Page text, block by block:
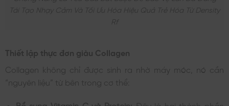
Tái Tạo Nhạy Cảm Và Tối Ưu Hóa Hiệu Quả Trẻ Hóa Từ Density
Rf
Thiết lập thực đơn giàu Collagen
Collagen không chỉ được sinh ra nhờ máy móc, nó cần
“nguyên liệu” từ bên trong cơ thể: